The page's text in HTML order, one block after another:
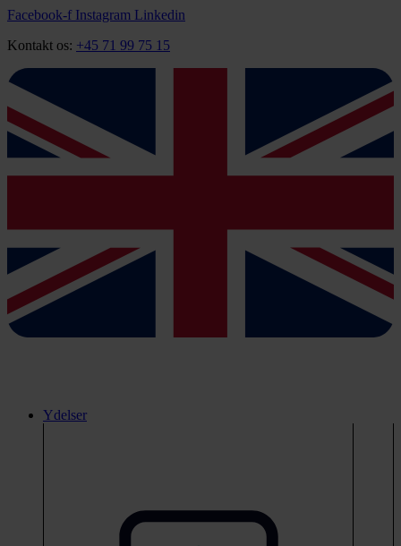
Videre
indhold
Facebook-f Instagram Linkedin
Kontakt os: +45 71 99 75 15
Ydelser